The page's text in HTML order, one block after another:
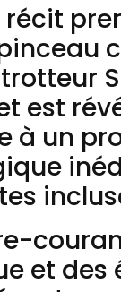
est
à un
et des